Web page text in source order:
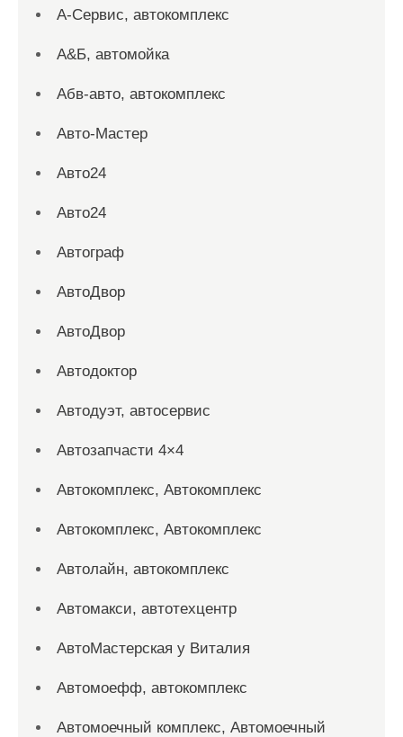
А-Сервис, автокомплекс
А&Б, автомойка
Абв-авто, автокомплекс
Авто-Мастер
Авто24
Авто24
Автограф
АвтоДвор
АвтоДвор
Автодоктор
Автодуэт, автосервис
Автозапчасти 4×4
Автокомплекс, Автокомплекс
Автокомплекс, Автокомплекс
Автолайн, автокомплекс
Автомакси, автотехцентр
АвтоМастерская у Виталия
Автомоефф, автокомплекс
Автомоечный комплекс, Автомоечный